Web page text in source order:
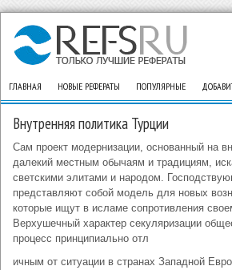
ГЛАВНАЯ НОВЫЕ РЕФЕРАТЫ ПОПУЛЯРНЫЕ
Внутренняя политика Турции
Сам проект модернизации, основанный на
далекий местным обычаям и традициям,
светскими элитами и народом.
представляют собой модель для новых
которые ищут в исламе сопротивления
Верхушечный характер секуляризации
процесс принципиально отл
ичным от ситуации в странах Западной